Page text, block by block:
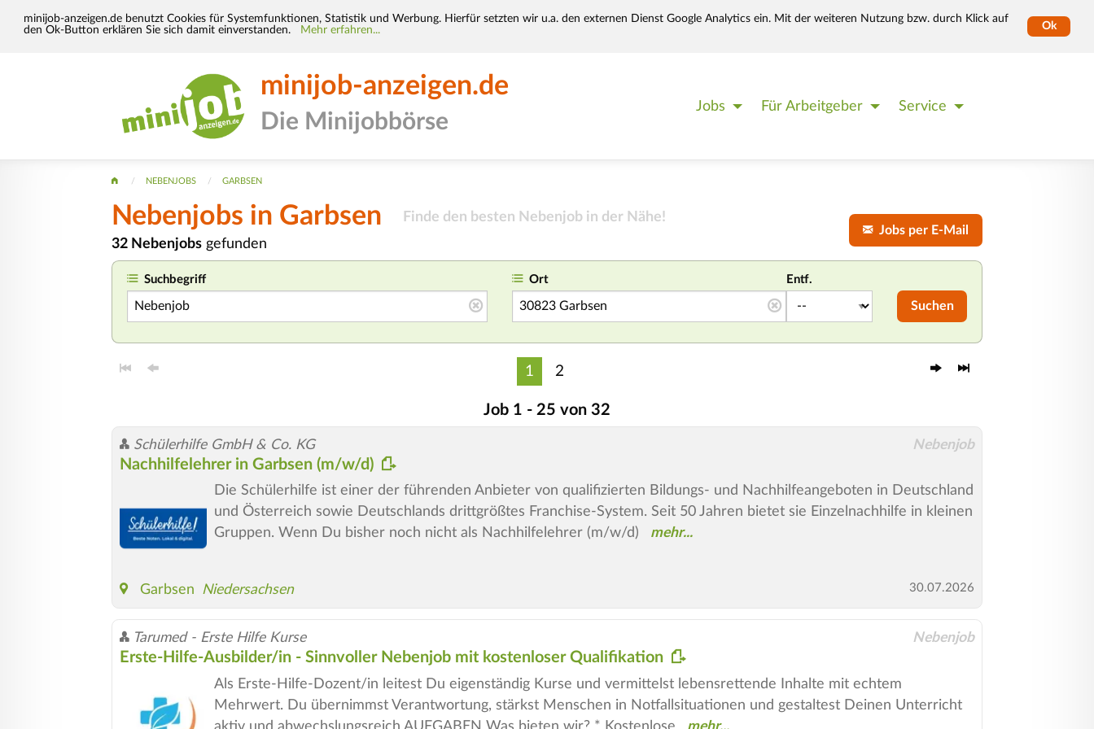
minijob-anzeigen.de benutzt Cookies für Systemfunktionen, Statistik und Werbung. Hierfür setzten wir u.a. den externen Dienst Google Analytics ein. Mit der weiteren Nutzung bzw. durch Klick auf
den Ok-Button erklären Sie sich damit einverstanden.
Mehr erfahren... Ok
minijob-anzeigen.de
Die Minijobbörse
Jobs Für Arbeitgeber Service
NEBENJOBS GARBSEN
Nebenjobs in Garbsen Finde den besten Nebenjob in der Nähe!
32 Nebenjobs gefunden
Jobs per E-Mail
Suchbegriff Ort Entf.
Suchen
1 2
Job 1 - 25 von 32
Schülerhilfe GmbH & Co. KG Nebenjob
Nachhilfelehrer in Garbsen (m/w/d)
Die Schülerhilfe ist einer der führenden Anbieter von qualifizierten Bildungs- und Nachhilfeangeboten in Deutschland
und Österreich sowie Deutschlands drittgrößtes Franchise-System. Seit 50 Jahren bietet sie Einzelnachhilfe in kleinen
Gruppen. Wenn Du bisher noch nicht als Nachhilfelehrer (m/w/d)
Garbsen Niedersachsen 30.07.2026
Tarumed - Erste Hilfe Kurse Nebenjob
Erste-Hilfe-Ausbilder/in - Sinnvoller Nebenjob mit kostenloser Qualifikation
Als Erste-Hilfe-Dozent/in leitest Du eigenständig Kurse und vermittelst lebensrettende Inhalte mit echtem
Mehrwert. Du übernimmst Verantwortung, stärkst Menschen in Notfallsituationen und gestaltest Deinen Unterricht
aktiv und abwechslungsreich AUFGABEN Was bieten wir? * Kostenlose